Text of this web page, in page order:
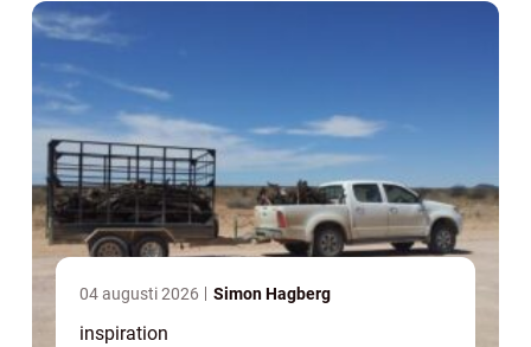
04 augusti 2026 Simon Hagberg
inspiration